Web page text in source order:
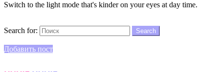
Switch to the light mode that's kinder on your eyes at day time.
Search for:
Search
Добавить пост